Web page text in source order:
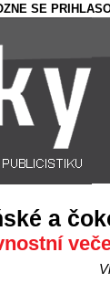
SE
a